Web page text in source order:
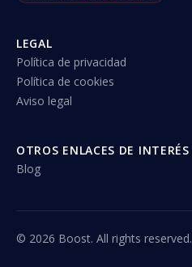
LEGAL
Política de privacidad
Política de cookies
Aviso legal
OTROS ENLACES DE INTERÉS
Blog
© 2026 Boost. All rights reserved.